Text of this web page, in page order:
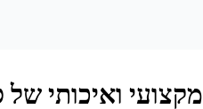
ואיכותי של